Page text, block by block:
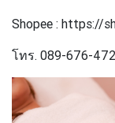
Shopee : https://
โทร. 089-676-